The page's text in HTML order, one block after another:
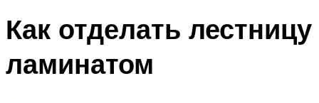
Как отделать лестницу
ламинатом